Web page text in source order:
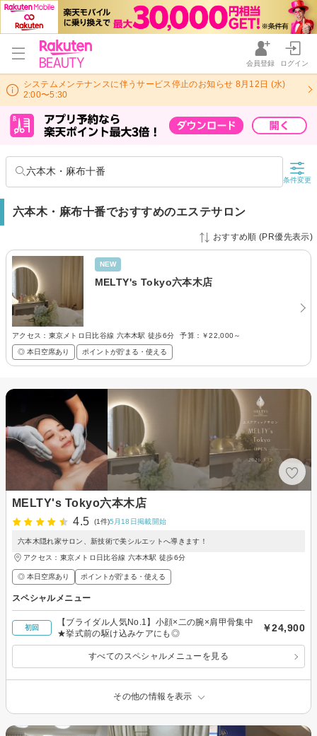
会員登録 ログイン
システムメンテナンスに伴うサービス停止のお知らせ 8月12日 (水)
2:00〜5:30
六本木・麻布十番
条件変更
六本木・麻布十番でおすすめのエステサロン
おすすめ順 (PR優先表示)
NEW
MELTY's Tokyo六本木店
アクセス：東京メトロ日比谷線 六本木駅 徒歩6分 予算： ￥22,000～
◎ 本日空席あり ポイントが貯まる・使える
MELTY's Tokyo六本木店
4.5
(1件)5月18日掲載開始
六本木隠れ家サロン、新技術で美シルエットへ導きます！
アクセス：東京メトロ日比谷線 六本木駅 徒歩6分
◎ 本日空席あり ポイントが貯まる・使える
スペシャルメニュー
初回
【ブライダル人気No.1】小顔×二の腕×肩甲骨集中
★挙式前の駆け込みケアにも◎
￥24,900
すべてのスペシャルメニューを見る
その他の情報を表示